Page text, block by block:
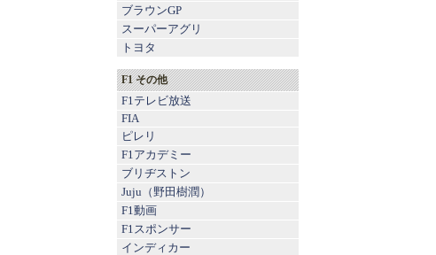
ブラウンGP
スーパーアグリ
トヨタ
F1 その他
F1テレビ放送
FIA
ピレリ
F1アカデミー
ブリヂストン
Juju（野田樹潤）
F1動画
F1スポンサー
インディカー